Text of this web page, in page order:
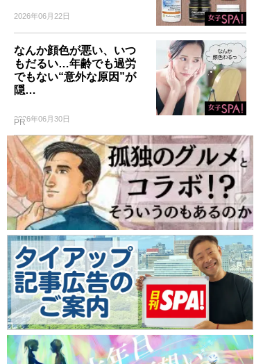
2026年06月22日
なんか顔色が悪い、いつ
もだるい…年齢でも過労
でもない“意外な原因”が
隠…
2026年06月30日
PR